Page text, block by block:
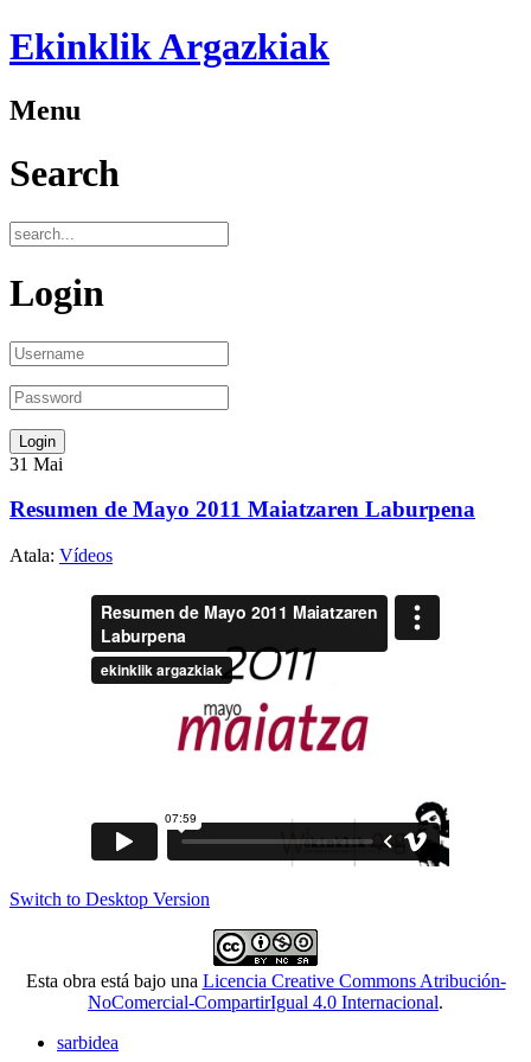
Ekinklik Argazkiak
Menu
Search
Login
31 Mai
Resumen de Mayo 2011 Maiatzaren Laburpena
Atala: Vídeos
Switch to Desktop Version
Esta obra está bajo una Licencia Creative Commons Atribución-
NoComercial-CompartirIgual 4.0 Internacional.
sarbidea